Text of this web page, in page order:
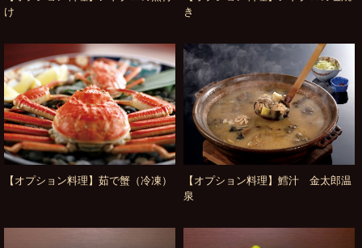
け
き
【オプション料理】茹で蟹（冷凍）
【オプション料理】鱈汁 金太郎温
泉